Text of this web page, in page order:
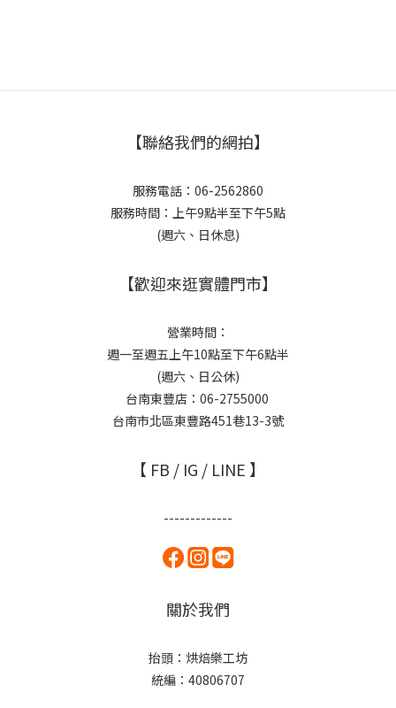
【聯絡我們的網拍】
服務電話：06-2562860
服務時間：上午9點半至下午5點
(週六、日休息)
【歡迎來逛實體門市】
營業時間：
週一至週五上午10點至下午6點半
(週六、日公休)
台南東豐店：06-2755000
台南市北區東豐路451巷13-3號
【 FB / IG / LINE 】
-------------
關於我們
抬頭：烘焙樂工坊
統編：40806707